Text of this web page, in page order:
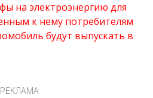
на электроэнергию для
к нему потребителям
будут выпускать в
РЕКЛАМА